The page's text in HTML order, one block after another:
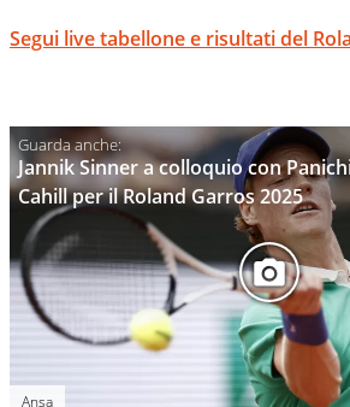
Segui live tabellone e risultati del
Jannik Sinner a colloquio con
Cahill per il Roland Garros 2025
Ansa